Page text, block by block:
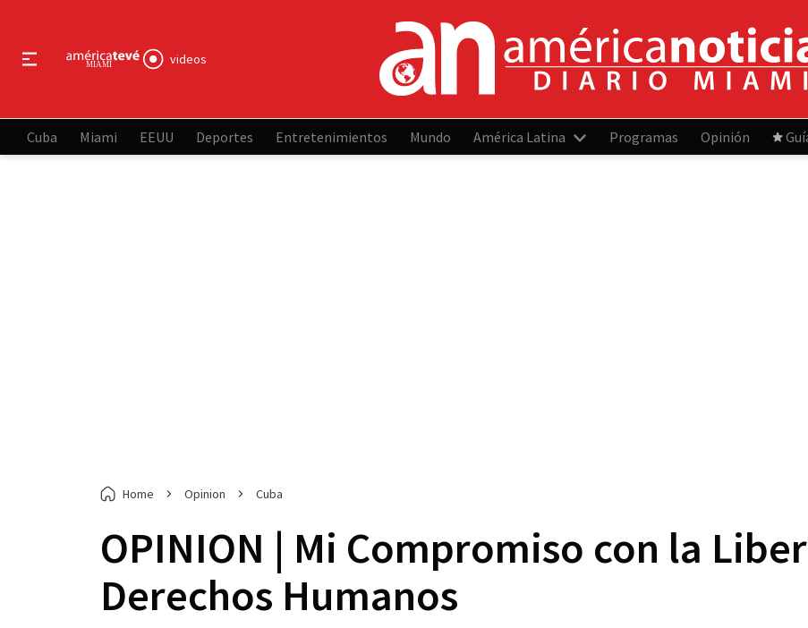
videos
Cuba Miami EEUU Deportes Entretenimientos Mundo América Latina Programas Opinión
Home Opinion Cuba
OPINION | Mi Compromiso con la
Derechos Humanos